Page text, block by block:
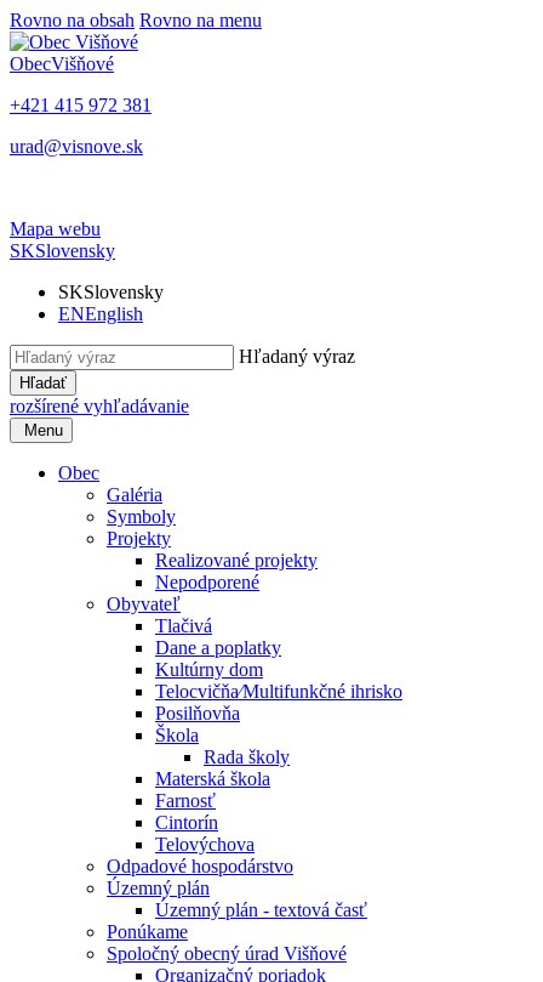
Rovno na obsah Rovno na menu
ObecVišňové
+421 415 972 381
urad@visnove.sk
Mapa webu
SKSlovensky
SKSlovensky
ENEnglish
Hľadaný výraz
Hľadať
rozšírené vyhľadávanie
Menu
Obec
Galéria
Symboly
Projekty
Realizované projekty
Nepodporené
Obyvateľ
Tlačivá
Dane a poplatky
Kultúrny dom
Telocvičňa⁄Multifunkčné ihrisko
Posilňovňa
Škola
Rada školy
Materská škola
Farnosť
Cintorín
Telovýchova
Odpadové hospodárstvo
Územný plán
Územný plán - textová časť
Ponúkame
Spoločný obecný úrad Višňové
Organizačný poriadok